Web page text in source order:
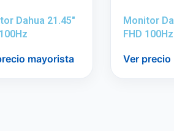
Dahua 21.45″
mayorista
Monitor
FHD 100Hz
Ver